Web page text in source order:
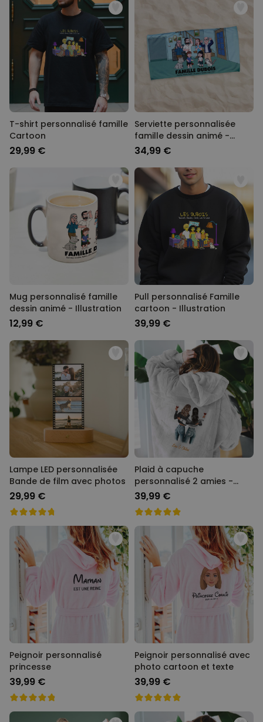
T-shirt personnalisé famille
Cartoon
29,99 €
Serviette personnalisée
famille dessin animé -
Illustration
34,99 €
Mug personnalisé famille
dessin animé - Illustration
12,99 €
Pull personnalisé Famille
cartoon - Illustration
39,99 €
Lampe LED personnalisée
Bande de film avec photos
29,99 €
Plaid à capuche
personnalisé 2 amies -
Illustration
39,99 €
Peignoir personnalisé
princesse
39,99 €
Peignoir personnalisé avec
photo cartoon et texte
39,99 €